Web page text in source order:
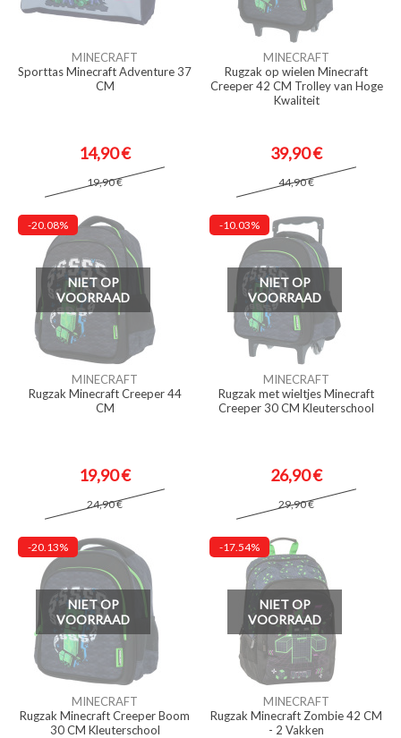
MINECRAFT
Sporttas Minecraft Adventure 37
CM
14,90 €
19,90 €
MINECRAFT
Rugzak op wielen Minecraft
Creeper 42 CM Trolley van Hoge
Kwaliteit
39,90 €
44,90 €
-20.08%
NIET OP
VOORRAAD
MINECRAFT
Rugzak Minecraft Creeper 44
CM
19,90 €
24,90 €
-10.03%
NIET OP
VOORRAAD
MINECRAFT
Rugzak met wieltjes Minecraft
Creeper 30 CM Kleuterschool
26,90 €
29,90 €
-20.13%
NIET OP
VOORRAAD
MINECRAFT
Rugzak Minecraft Creeper Boom
30 CM Kleuterschool
-17.54%
NIET OP
VOORRAAD
MINECRAFT
Rugzak Minecraft Zombie 42 CM
- 2 Vakken